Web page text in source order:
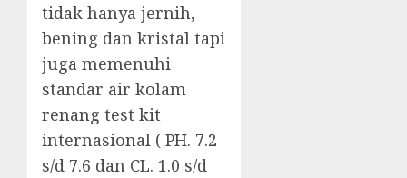
tidak hanya jernih,
bening dan kristal tapi
juga memenuhi
standar air kolam
renang test kit
internasional ( PH. 7.2
s/d 7.6 dan CL. 1.0 s/d